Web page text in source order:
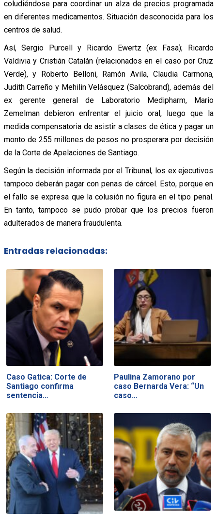
coludiéndose para coordinar un alza de precios programada
en diferentes medicamentos. Situación desconocida para los
centros de salud.
Así, Sergio Purcell y Ricardo Ewertz (ex Fasa); Ricardo
Valdivia y Cristián Catalán (relacionados en el caso por Cruz
Verde), y Roberto Belloni, Ramón Avila, Claudia Carmona,
Judith Carreño y Mehilin Velásquez (Salcobrand), además del
ex gerente general de Laboratorio Medipharm, Mario
Zemelman debieron enfrentar el juicio oral, luego que la
medida compensatoria de asistir a clases de ética y pagar un
monto de 255 millones de pesos no prosperara por decisión
de la Corte de Apelaciones de Santiago.
Según la decisión informada por el Tribunal, los ex ejecutivos
tampoco deberán pagar con penas de cárcel. Esto, porque en
el fallo se expresa que la colusión no figura en el tipo penal.
En tanto, tampoco se pudo probar que los precios fueron
adulterados de manera fraudulenta.
Entradas relacionadas:
Caso Gatica: Corte de
Santiago confirma
sentencia…
Paulina Zamorano por
caso Bernarda Vera: “Un
caso…